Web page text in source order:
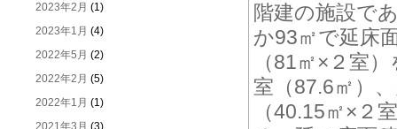
2023年2月 (1)
2023年1月 (4)
2022年5月 (2)
2022年2月 (5)
2022年1月 (1)
2021年3月 (3)
階建の施設で
か93㎡で延床
（81㎡×２室
室（87.6㎡）
（40.15㎡×２